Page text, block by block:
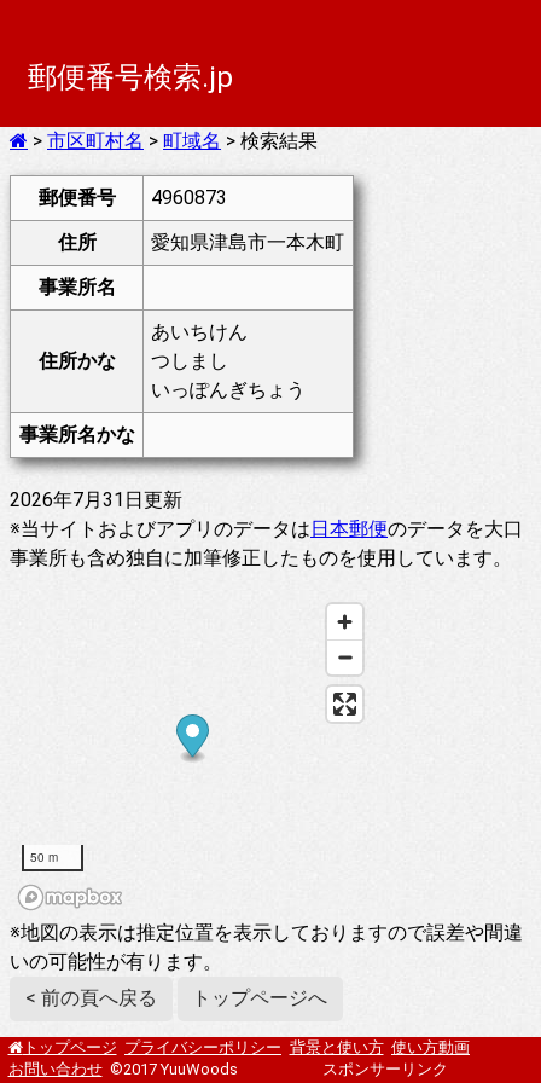
郵便番号検索.jp
> 市区町村名 > 町域名 > 検索結果
郵便番号
4960873
住所
愛知県津島市一本木町
事業所名
住所かな
あいちけん
つしまし
いっぽんぎちょう
事業所名かな
2026年7月31日更新
※当サイトおよびアプリのデータは日本郵便のデータを大口
事業所も含め独自に加筆修正したものを使用しています。
50 m
※地図の表示は推定位置を表示しておりますので誤差や間違
いの可能性が有ります。
< 前の頁へ戻る
トップページへ
トップページ プライバシーポリシー 背景と使い方 使い方動画
お問い合わせ ©2017 YuuWoods スポンサーリンク